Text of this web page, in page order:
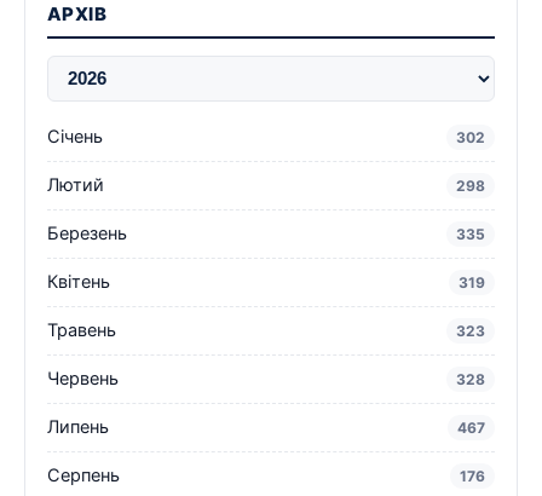
АРХІВ
Січень 302
Лютий 298
Березень 335
Квітень 319
Травень 323
Червень 328
Липень 467
Серпень 176